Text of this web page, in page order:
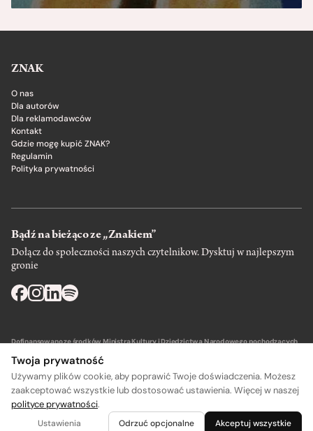
ZNAK
O nas
Dla autorów
Dla reklamodawców
Kontakt
Gdzie mogę kupić ZNAK?
Regulamin
Polityka prywatności
Bądź na bieżąco ze „Znakiem”
Dołącz do społeczności naszych czytelnikow. Dysktuj w najlepszym
gronie
Dofinansowano ze środków Ministra Kultury i Dziedzictwa Narodowego pochodzących
Wydawca: SIW Znak w Krakowie
Twoja prywatność
Używamy plików cookie, aby poprawić Twoje doświadczenia. Możesz
zaakceptować wszystkie lub dostosować ustawienia. Więcej w naszej
polityce prywatności.
Ustawienia Odrzuć opcjonalne Akceptuj wszystkie